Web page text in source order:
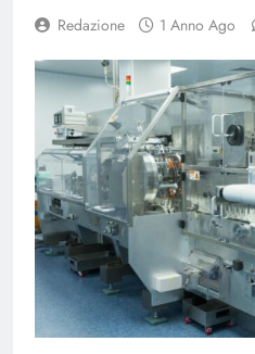
Redazione 1 Anno Ago